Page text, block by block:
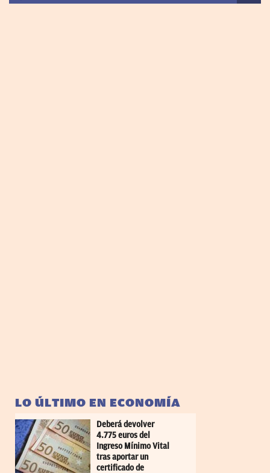
LO ÚLTIMO EN ECONOMÍA
Deberá devolver
4.775 euros del
Ingreso Mínimo Vital
tras aportar un
certificado de